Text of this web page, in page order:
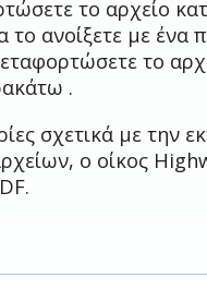
το αρχείο
το ανοίξετε με ένα
το
.
σχετικά με την
ο οίκος